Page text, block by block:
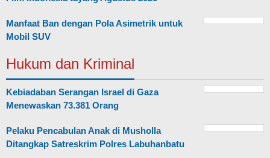
Manfaat Ban dengan Pola Asimetrik untuk
Mobil SUV
Hukum dan Kriminal
Kebiadaban Serangan Israel di Gaza
Menewaskan 73.381 Orang
Pelaku Pencabulan Anak di Musholla
Ditangkap Satreskrim Polres Labuhanbatu